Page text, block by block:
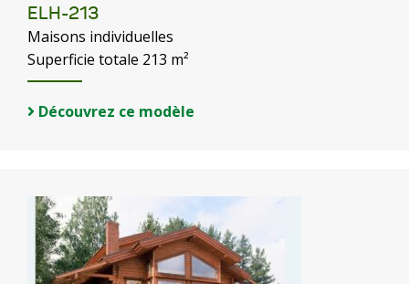
ELH-213
Maisons individuelles
Superficie totale 213 m²
Découvrez ce modèle